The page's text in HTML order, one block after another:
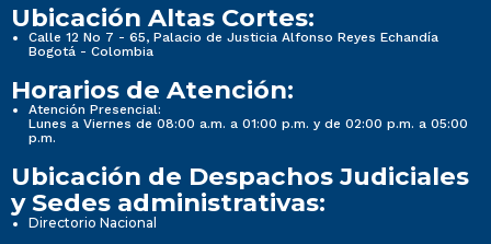
Ubicación Altas Cortes:
Calle 12 No 7 - 65, Palacio de Justicia Alfonso Reyes Echandía
Bogotá - Colombia
Horarios de Atención:
Atención Presencial:
Lunes a Viernes de 08:00 a.m. a 01:00 p.m. y de 02:00 p.m. a 05:00
p.m.
Ubicación de Despachos Judiciales
y Sedes administrativas:
Directorio Nacional